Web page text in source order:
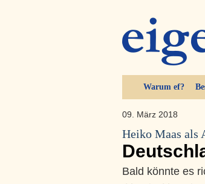
Warum ef?
09. März 2018
Heiko Maas als
Bald könnte es